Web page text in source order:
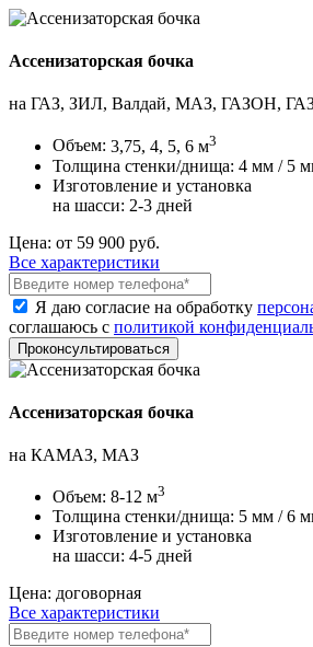
Ассенизаторская бочка
на ГАЗ, ЗИЛ, Валдай, МАЗ, ГАЗОН,
Объем: 3,75, 4, 5, 6 м3
Толщина стенки/днища: 4 мм / 5
Изготовление и установка
на шасси: 2-3 дней
Цена: от 59 900 руб.
Все характеристики
Я даю согласие на обработку
соглашаюсь с политикой
Ассенизаторская бочка
на КАМАЗ, МАЗ
Объем: 8-12 м3
Толщина стенки/днища: 5 мм / 6
Изготовление и установка
на шасси: 4-5 дней
Цена: договорная
Все характеристики